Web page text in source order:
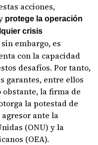
acciones,
protege la operación
crisis
embargo, es
con la capacidad
desafíos. Por tanto,
garantes, entre ellos
obstante, la firma de
la potestad de
ante la
(ONU) y la
(OEA).